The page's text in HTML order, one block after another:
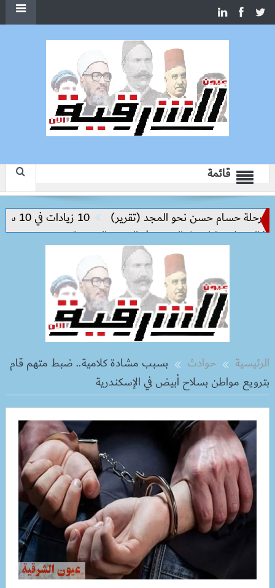
قائمة
حسام حسن نحو المجد (تقرير) 10 زيادات في 10 سنوات.. هل حان الوقت لرفع دعم البنزين نهائيا؟
الرئيسية حوادث
بسبب مشادة كلامية.. ضبط متهم قام
بترويع مواطن بسلاح أبيض في الإسكندرية